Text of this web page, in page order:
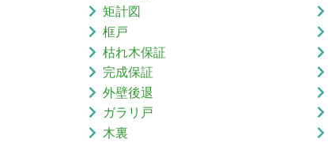
矩計図
框戸
枯れ木保証
完成保証
外壁後退
ガラリ戸
木裏